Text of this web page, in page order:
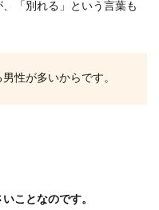
ポイント
「別れる」という言葉も
性が多いからです。
ことなのです。